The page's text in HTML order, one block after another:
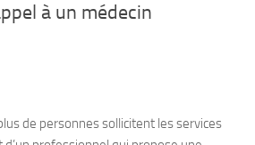
à un médecin
de personnes sollicitent les services